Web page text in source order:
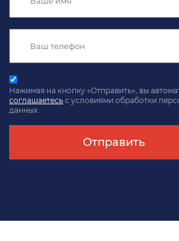
Нажимая на кнопку «Отправить», вы
соглашаетесь с условиями обработки
данных.